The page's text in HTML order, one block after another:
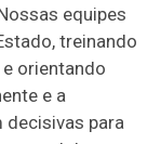
equipes
treinando
orientando
e a
para